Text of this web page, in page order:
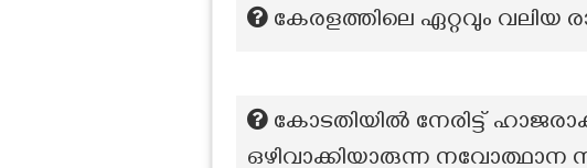
കേരളത്തിലെ ഏറ്റവും വലിയ
കോടതിയിൽ നേരിട്ട്
ഒഴിവാക്കിയാരുന്ന